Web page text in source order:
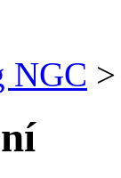
NGC >